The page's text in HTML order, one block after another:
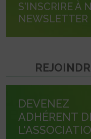
S'INSCRIRE À
NEWSLETTER
DEVENEZ
ADHÉRENT